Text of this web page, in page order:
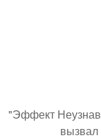
"Эффект
вызвал